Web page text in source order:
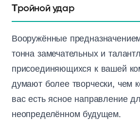
Тройной удар
Вооружённые
тонна замечательных и
присоединяющихся к вашей
думают более творчески, чем
вас есть ясное направление
неопределённом будущем.